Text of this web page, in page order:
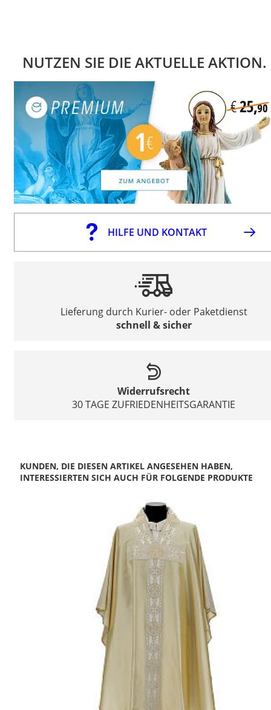
NUTZEN SIE DIE AKTUELLE AKTION.
HILFE UND KONTAKT
Lieferung durch Kurier- oder Paketdienst
schnell & sicher
Widerrufsrecht
30 TAGE ZUFRIEDENHEITSGARANTIE
KUNDEN, DIE DIESEN ARTIKEL ANGESEHEN HABEN,
INTERESSIERTEN SICH AUCH FÜR FOLGENDE PRODUKTE